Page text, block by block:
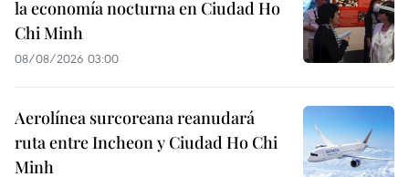
la economía nocturna en Ciudad Ho
Chi Minh
08/08/2026 03:00
Aerolínea surcoreana reanudará
ruta entre Incheon y Ciudad Ho Chi
Minh